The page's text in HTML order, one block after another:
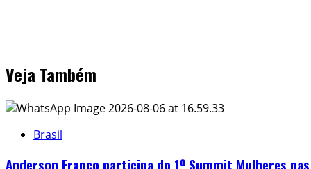
Veja Também
Brasil
Anderson Franco participa do 1º Summit Mulheres